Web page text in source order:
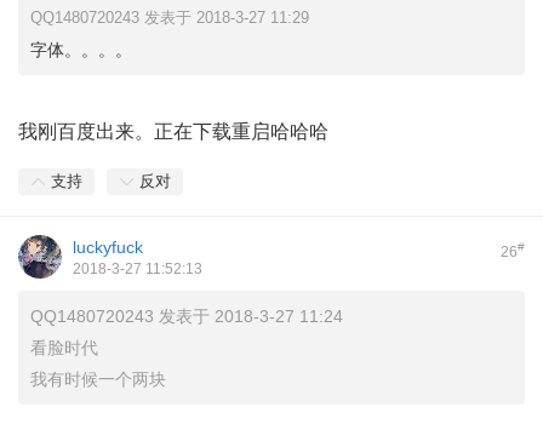
QQ1480720243 发表于 2018-3-27 11:29
字体。。。。
我刚百度出来。正在下载重启哈哈哈
支持 反对
26#
luckyfuck
2018-3-27 11:52:13
QQ1480720243 发表于 2018-3-27 11:24
看脸时代
我有时候一个两块